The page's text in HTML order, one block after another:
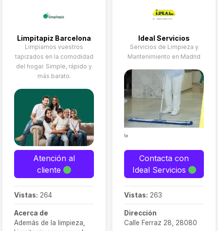
Limpitapiz Barcelona
Limpiamos vuestros
tapizados en la comodidad
del hogar. Simple, rápido y
más barato.
Atención al
cliente
Vistas: 264
Acerca de
Además de la limpieza,
Ideal Servicios
Servicios de Limpieza y
Mantenimiento en Madrid
Contacta con
Ideal Servicios
Vistas: 263
Dirección
Calle Ferraz 28, 28080